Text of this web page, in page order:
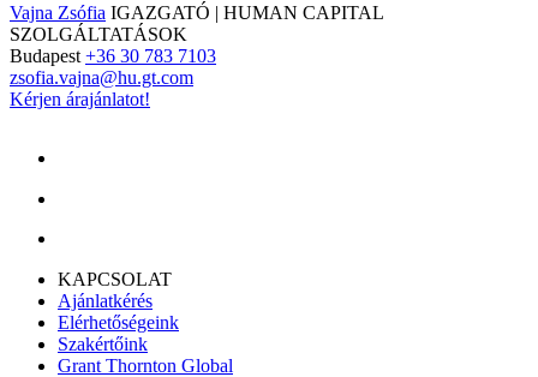
Vajna Zsófia IGAZGATÓ | HUMAN CAPITAL
SZOLGÁLTATÁSOK
Budapest +36 30 783 7103
zsofia.vajna@hu.gt.com
Kérjen árajánlatot!
KAPCSOLAT
Ajánlatkérés
Elérhetőségeink
Szakértőink
Grant Thornton Global